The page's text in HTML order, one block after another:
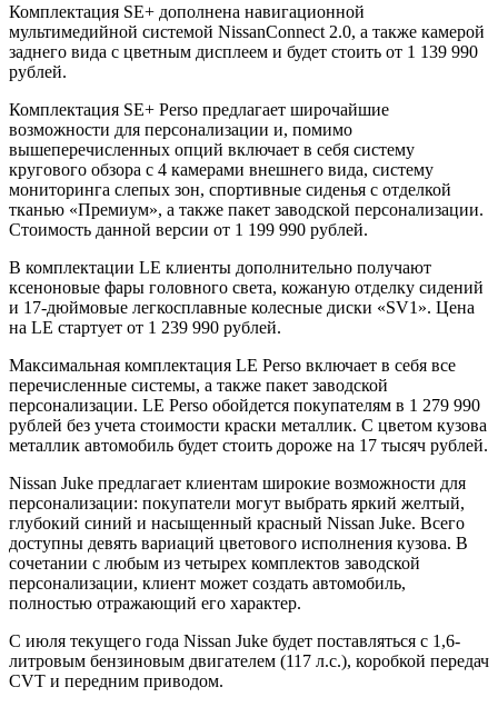
Комплектация SE+ дополнена навигационной
мультимедийной системой NissanConnect 2.0, а также камерой
заднего вида с цветным дисплеем и будет стоить от 1 139 990
рублей.
Комплектация SE+ Perso предлагает широчайшие
возможности для персонализации и, помимо
вышеперечисленных опций включает в себя систему
кругового обзора с 4 камерами внешнего вида, систему
мониторинга слепых зон, спортивные сиденья с отделкой
тканью «Премиум», а также пакет заводской персонализации.
Стоимость данной версии от 1 199 990 рублей.
В комплектации LE клиенты дополнительно получают
ксеноновые фары головного света, кожаную отделку сидений
и 17-дюймовые легкосплавные колесные диски «SV1». Цена
на LE стартует от 1 239 990 рублей.
Максимальная комплектация LE Perso включает в себя все
перечисленные системы, а также пакет заводской
персонализации. LE Perso обойдется покупателям в 1 279 990
рублей без учета стоимости краски металлик. С цветом кузова
металлик автомобиль будет стоить дороже на 17 тысяч рублей.
Nissan Juke предлагает клиентам широкие возможности для
персонализации: покупатели могут выбрать яркий желтый,
глубокий синий и насыщенный красный Nissan Juke. Всего
доступны девять вариаций цветового исполнения кузова. В
сочетании с любым из четырех комплектов заводской
персонализации, клиент может создать автомобиль,
полностью отражающий его характер.
С июля текущего года Nissan Juke будет поставляться с 1,6-
литровым бензиновым двигателем (117 л.с.), коробкой передач
CVT и передним приводом.